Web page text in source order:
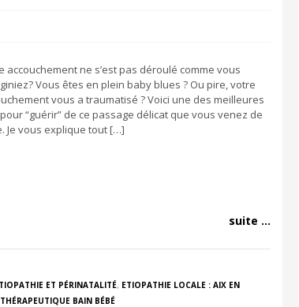
accouchement ne s’est pas déroulé comme vous
Vous êtes en plein baby blues ? Ou pire, votre
vous a traumatisé ? Voici une des meilleures
“guérir” de ce passage délicat que vous venez de
Je vous explique tout […]
suite ...
ET PÉRINATALITÉ, ETIOPATHIE LOCALE : AIX EN
THÉRAPEUTIQUE BAIN BÉBÉ